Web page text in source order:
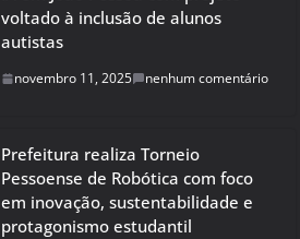
voltado à inclusão de alunos
autistas
novembro 11, 2025 nenhum comentário
Prefeitura realiza Torneio
Pessoense de Robótica com foco
em inovação, sustentabilidade e
protagonismo estudantil